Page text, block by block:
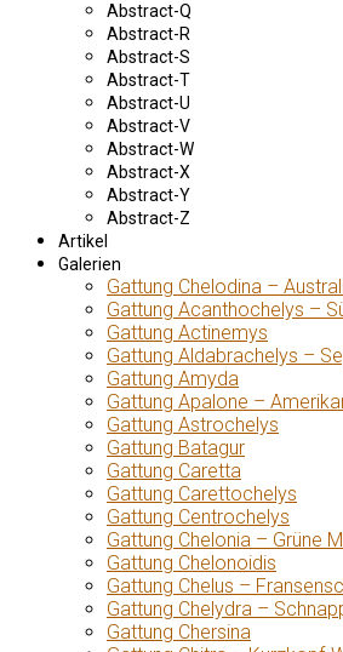
Abstract-Q
Abstract-R
Abstract-S
Abstract-T
Abstract-U
Abstract-V
Abstract-W
Abstract-X
Abstract-Y
Abstract-Z
Artikel
Galerien
Gattung Chelodina –
Gattung Acanthochelys –
Gattung Actinemys
Gattung Aldabrachelys –
Gattung Amyda
Gattung Apalone –
Gattung Astrochelys
Gattung Batagur
Gattung Caretta
Gattung Carettochelys
Gattung Centrochelys
Gattung Chelonia – Grüne
Gattung Chelonoidis
Gattung Chelus –
Gattung Chelydra –
Gattung Chersina